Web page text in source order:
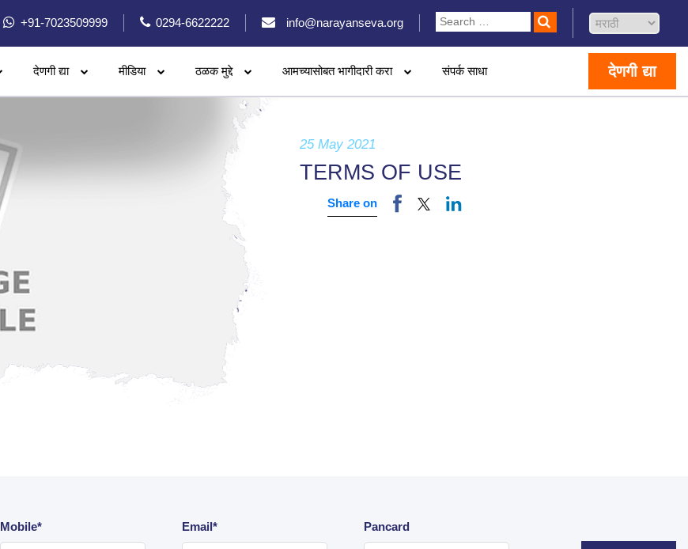
+91-7023509999 0294-6622222 info@narayanseva.org
देणगी द्या मीडिया ठळक मुद्दे आमच्यासोबत भागीदारी करा संपर्क साधा देणगी द्या
25 May 2021
TERMS OF USE
Share on
Mobile* Email* Pancard